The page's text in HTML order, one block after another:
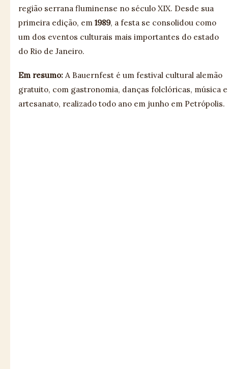
região serrana fluminense no século XIX. Desde sua
primeira edição, em 1989, a festa se consolidou como
um dos eventos culturais mais importantes do estado
do Rio de Janeiro.
Em resumo: A Bauernfest é um festival cultural alemão
gratuito, com gastronomia, danças folclóricas, música e
artesanato, realizado todo ano em junho em Petrópolis.